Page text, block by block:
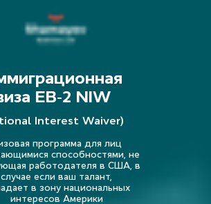
EB-2 NIW
Interest Waiver)
программа для лиц
способностями, не
работодателя в США, в
случае если ваш талант,
в зону национальных
интересов Америки